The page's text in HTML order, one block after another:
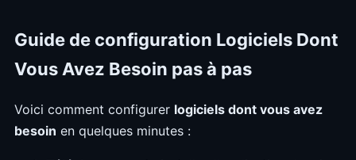
Guide de configuration Logiciels Dont
Vous Avez Besoin pas à pas
Voici comment configurer logiciels dont vous avez
besoin en quelques minutes :